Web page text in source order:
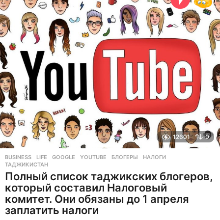
а
з
а
д
12601 0
BUSINESS ,LIFE GOOGLE ,YOUTUBE ,БЛОГЕРЫ ,НАЛОГИ
ТАДЖИКИСТАН
Полный список таджикских блогеров,
который составил Налоговый
комитет. Они обязаны до 1 апреля
заплатить налоги